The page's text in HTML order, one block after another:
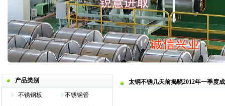
产品类别
不锈钢板 不锈钢管
太钢不锈几天前揭晓2012年一季度